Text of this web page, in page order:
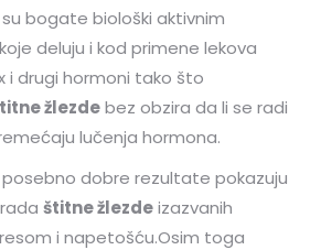
su bogate biološki aktivnim
deluju i kod primene lekova
i drugi hormoni tako što
žlezdebez obzira da li se radi
lučenja hormona.
posebno dobre rezultate pokazuju
štitne žlezdeizazvanih
i napetošću.Osim toga